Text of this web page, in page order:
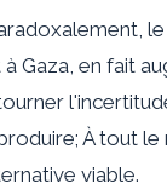
Gaza, en fait
À tout le
viable.